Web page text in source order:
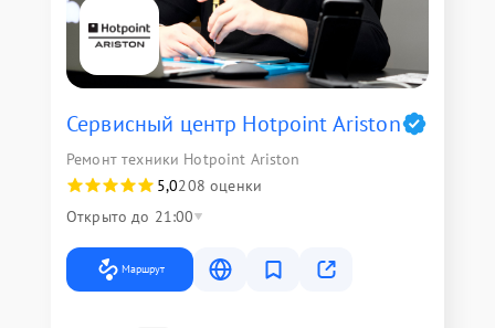
Сервисный центр Hotpoint Ariston
Ремонт техники Hotpoint Ariston
5,0208 оценки
Открыто до 21:00
Маршрут